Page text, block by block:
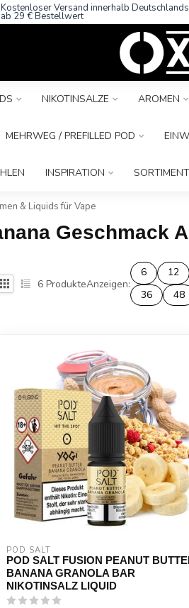
Kostenloser Versand innerhalb Deutschlands
ab 29 € Bestellwert
NIKOTINSALZE AROMEN
MEHRWEG / PREFILLED POD
INSPIRATION SORTIMENT
& Liquids für Vape
Geschmack
6 ProdukteAnzeigen:
6 12
36
48
POD SALT
POD SALT FUSION PEANUT
BANANA GRANOLA BAR
NIKOTINSALZ LIQUID